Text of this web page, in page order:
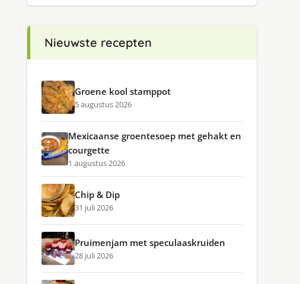
Nieuwste recepten
Groene kool stamppot
5 augustus 2026
Mexicaanse groentesoep met gehakt en
courgette
1 augustus 2026
Chip & Dip
31 juli 2026
Pruimenjam met speculaaskruiden
28 juli 2026